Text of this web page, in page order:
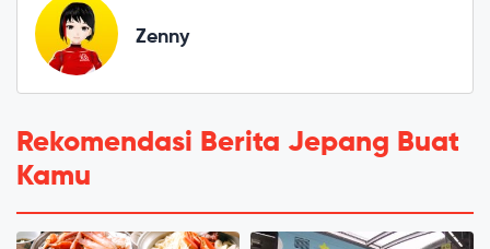
Zenny
Rekomendasi Berita Jepang Buat
Kamu